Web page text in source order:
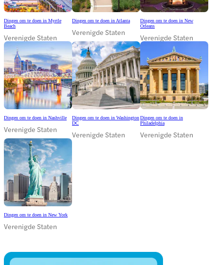
Dingen om te doen in Myrtle
Beach
Verenigde Staten
Dingen om te doen in Atlanta
Verenigde Staten
Dingen om te doen in New
Orleans
Verenigde Staten
Dingen om te doen in Nashville
Verenigde Staten
Dingen om te doen in Washington
DC
Verenigde Staten
Dingen om te doen in
Philadelphia
Verenigde Staten
Dingen om te doen in New York
Verenigde Staten